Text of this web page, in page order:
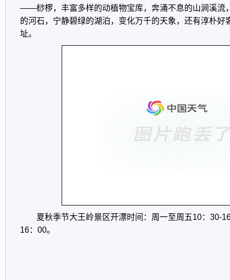
——桫椤，丰富多样的动植物宝库，奔涌不息的山涧溪流
的河石，宁静碧绿的湖泊，变化万千的天象，还有淳朴好
址。
夏秋季节大王岭景区开漂时间：周一至周五10：30-
16：00。